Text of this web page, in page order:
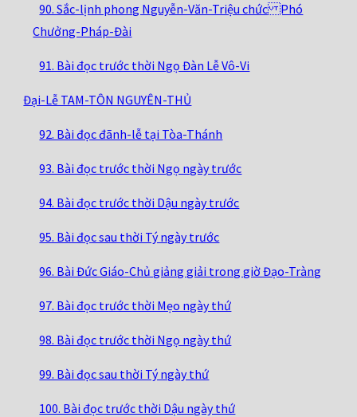
90. Sắc-lịnh phong Nguyễn-Văn-Triệu chức Phó
Chưởng-Pháp-Đài
91. Bài đọc trước thời Ngọ Đàn Lễ Vô-Vi
Đại-Lễ TAM-TÔN NGUYÊN-THỦ
92. Bài đọc đãnh-lễ tại Tòa-Thánh
93. Bài đọc trước thời Ngọ ngày trước
94. Bài đọc trước thời Dậu ngày trước
95. Bài đọc sau thời Tý ngày trước
96. Bài Đức Giáo-Chủ giảng giải trong giờ Đạo-Tràng
97. Bài đọc trước thời Mẹo ngày thứ
98. Bài đọc trước thời Ngọ ngày thứ
99. Bài đọc sau thời Tý ngày thứ
100. Bài đọc trước thời Dậu ngày thứ